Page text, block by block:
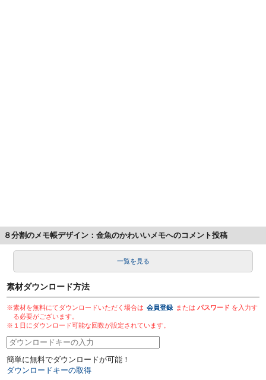
８分割のメモ帳デザイン：金魚のかわいいメモへのコメント投稿
一覧を見る
素材ダウンロード方法
※素材を無料にてダウンロードいただく場合は 会員登録 またはパスワード を入力す
る必要がございます。
※１日にダウンロード可能な回数が設定されています。
簡単に無料でダウンロードが可能！
ダウンロードキーの取得